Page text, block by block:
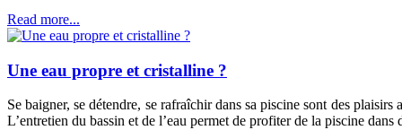
Read more...
Une eau propre et cristalline ?
Se baigner, se détendre, se rafraîchir dans sa piscine sont des
L’entretien du bassin et de l’eau permet de profiter de la piscine